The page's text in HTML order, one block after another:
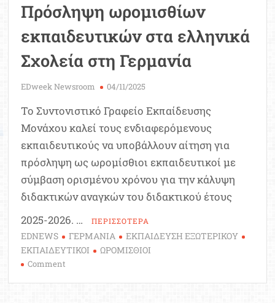
Πρόσληψη ωρομισθίων
εκπαιδευτικών στα ελληνικά
Σχολεία στη Γερμανία
EDweek Newsroom 04/11/2025
Το Συντονιστικό Γραφείο Εκπαίδευσης
Μονάχου καλεί τους ενδιαφερόμενους
εκπαιδευτικούς να υποβάλλουν αίτηση για
πρόσληψη ως ωρομίσθιοι εκπαιδευτικοί με
σύμβαση ορισμένου χρόνου για την κάλυψη
διδακτικών αναγκών του διδακτικού έτους
2025-2026. …
ΠΕΡΙΣΣΟΤΕΡΑ
EDNEWS ΓΕΡΜΑΝΙΑ
ΕΚΠΑΙΔΕΥΣΗ ΕΞΩΤΕΡΙΚΟΥ
ΕΚΠΑΙΔΕΥΤΙΚΟΙ
ΩΡΟΜΙΣΘΙΟΙ
Comment